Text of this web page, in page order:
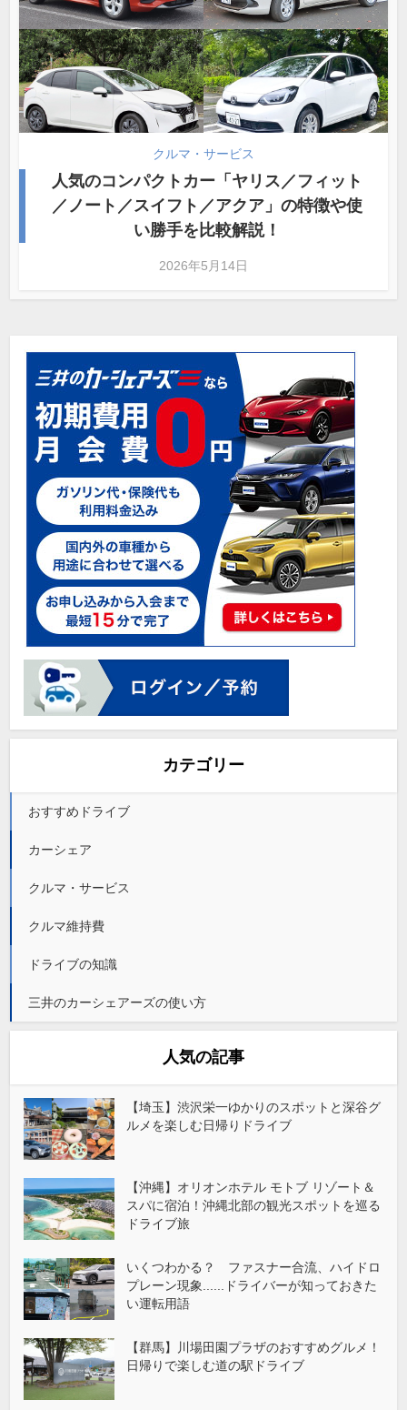
クルマ・サービス
人気のコンパクトカー「ヤリス／フィット
／ノート／スイフト／アクア」の特徴や使
い勝手を比較解説！
2026年5月14日
カテゴリー
おすすめドライブ
カーシェア
クルマ・サービス
クルマ維持費
ドライブの知識
三井のカーシェアーズの使い方
人気の記事
【埼玉】渋沢栄一ゆかりのスポットと深谷グ
ルメを楽しむ日帰りドライブ
【沖縄】オリオンホテル モトブ リゾート＆
スパに宿泊！沖縄北部の観光スポットを巡る
ドライブ旅
いくつわかる？ ファスナー合流、ハイドロ
プレーン現象......ドライバーが知っておきた
い運転用語
【群馬】川場田園プラザのおすすめグルメ！
日帰りで楽しむ道の駅ドライブ